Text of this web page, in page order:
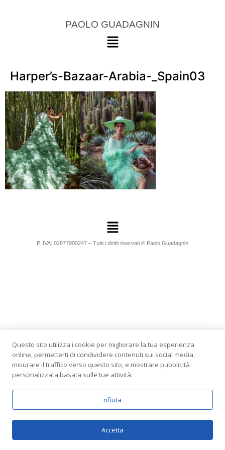
PAOLO GUADAGNIN
Harper’s-Bazaar-Arabia-_Spain03
P. IVA: 02877900247 – Tutti i diritti riservati © Paolo Guadagnin
Questo sito utilizza i cookie per migliorare la tua esperienza
online, permetterti di condividere contenuti sui social media,
misurare il traffico verso questo sito, e mostrare pubblicità
personalizzata basata sulle tue attività.
rifiuta
Accetta